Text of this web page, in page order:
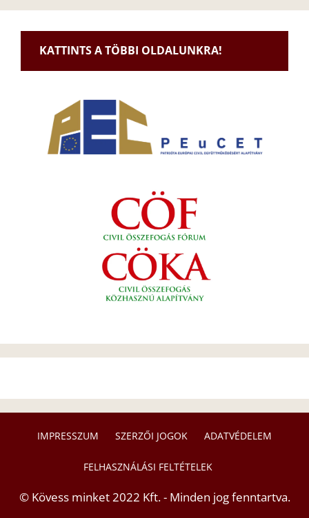
KATTINTS A TÖBBI OLDALUNKRA!
IMPRESSZUM SZERZŐI JOGOK ADATVÉDELEM
FELHASZNÁLÁSI FELTÉTELEK
© Kövess minket 2022 Kft. - Minden jog fenntartva.